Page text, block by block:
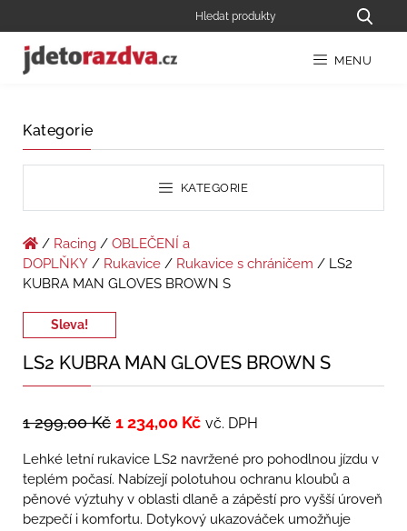
MENU
Kategorie
KATEGORIE
/ Racing / OBLEČENÍ a
DOPLŇKY / Rukavice / Rukavice s chráničem / LS2
KUBRA MAN GLOVES BROWN S
Sleva!
LS2 KUBRA MAN GLOVES BROWN S
1 299,00Kč 1 234,00 Kč vč. DPH
Lehké letní rukavice LS2 navržené pro pohodlnou jízdu v
teplém počasí. Nabízejí polotuhou ochranu kloubů a
pěnové výztuhy v oblasti dlaně a zápěstí pro vyšší úroveň
bezpečí i komfortu. Dotykový ukazováček umožňuje